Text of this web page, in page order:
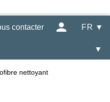
contacter FR ▼
▼
nettoyant